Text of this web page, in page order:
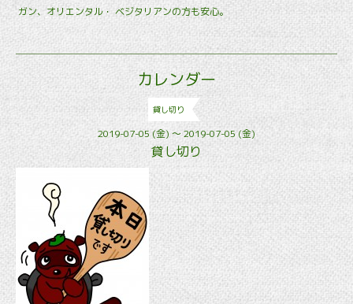
ガン、オリエンタル・ ベジタリアンの方も安心。
カレンダー
貸し切り
2019-07-05 (金) ～ 2019-07-05 (金)
貸し切り